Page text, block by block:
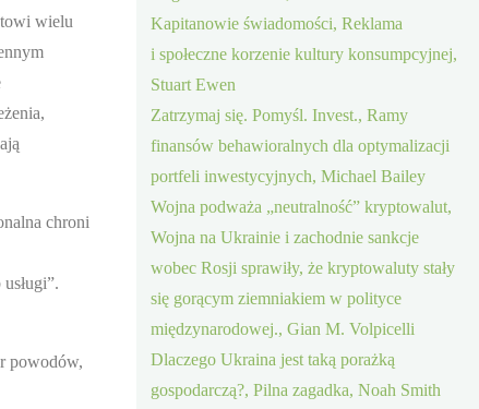
wielu
chroni
powodów,
Kapitanowie świadomości, Reklama
i społeczne korzenie kultury konsumpcyjnej,
Stuart Ewen
Zatrzymaj się. Pomyśl. Invest., Ramy
finansów behawioralnych dla optymalizacji
portfeli inwestycyjnych, Michael Bailey
Wojna podważa „neutralność” kryptowalut,
Wojna na Ukrainie i zachodnie sankcje
wobec Rosji sprawiły, że kryptowaluty stały
się gorącym ziemniakiem w polityce
międzynarodowej., Gian M. Volpicelli
Dlaczego Ukraina jest taką porażką
gospodarczą?, Pilna zagadka, Noah Smith